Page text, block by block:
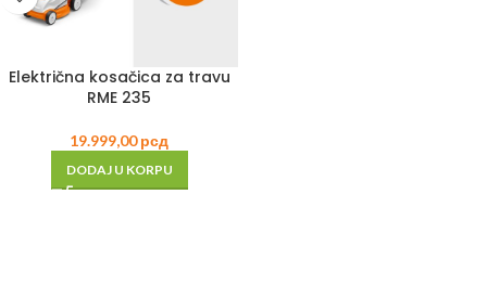
Električna kosačica za travu
RME 235
19.999,00рсд
DODAJ U KORPU